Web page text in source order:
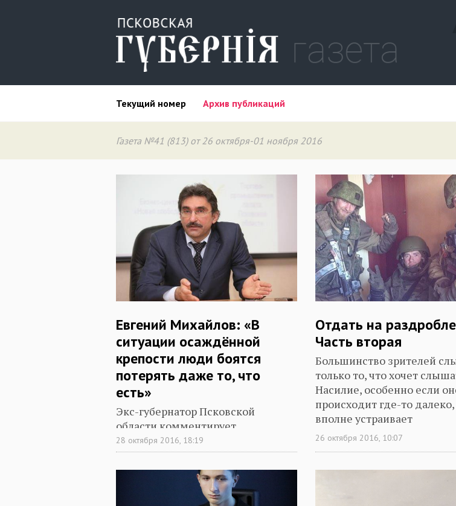
Текущий номер Архив публикаций
Газета №41 (813) от 26 октября-01 ноября 2016
Евгений Михайлов: «В
ситуации осаждённой
крепости люди боятся
потерять даже то, что
есть»
Экс-губернатор Псковской
области комментирует
сентябрьские выборы и называет
многие проекты региона
неоправданными
28 октября 2016, 18:19
Отдать на
Часть вторая
Большинство зрителей
только то, что хочет
Насилие, особенно если
происходит где-то
вполне устраивает
26 октября 2016, 10:07